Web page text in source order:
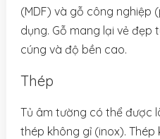
(MDF) và gỗ công nghiệp
dụng. Gỗ mang lại vẻ đẹp
cúng và độ bền cao.
Thép
Tủ âm tường có thể được
thép không gỉ (inox).